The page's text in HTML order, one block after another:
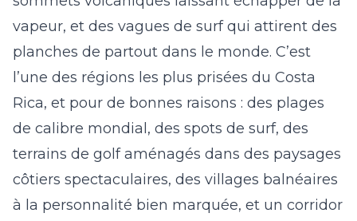
20 21 22 23 24 25 26
27
vapeur, et des vagues de surf qui attirent des
planches de partout dans le monde. C’est
l’une des régions les plus prisées du Costa
Rica, et pour de bonnes raisons : des plages
de calibre mondial, des spots de surf, des
terrains de golf aménagés dans des paysages
côtiers spectaculaires, des villages balnéaires
à la personnalité bien marquée, et un corridor